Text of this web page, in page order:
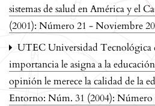
sistemas de salud en América y el
(2001): Número 21 - Noviembre
UTEC Universidad Tecnológica
importancia le asigna a la
opinión le merece la calidad de la
Entorno: Núm. 31 (2004): Número